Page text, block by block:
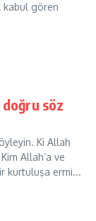
kabul gören
söz
Ki Allah
Allah’a ve
kurtuluşa ermi...